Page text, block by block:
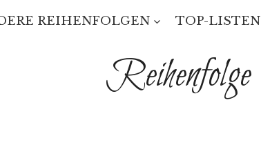
REIHENFOLGEN TOP-LISTEN
Reihenfolge